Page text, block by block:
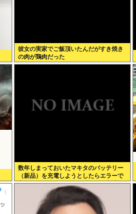
彼女の実家でご飯頂いたんだがすき焼き
の肉が鶏肉だった
数年しまっておいたマキタのバッテリー
（新品）を充電しようとしたらエラーで
充電できないんだが！復活させる方法教